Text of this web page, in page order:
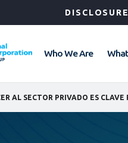
Who We Are